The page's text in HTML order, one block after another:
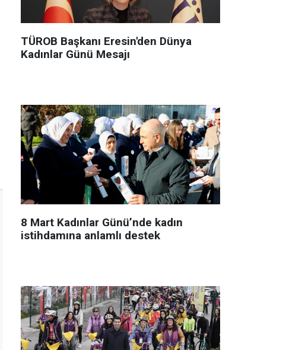
TÜROB Başkanı Eresin'den Dünya
Kadınlar Günü Mesajı
8 Mart Kadınlar Günü’nde kadın
istihdamına anlamlı destek